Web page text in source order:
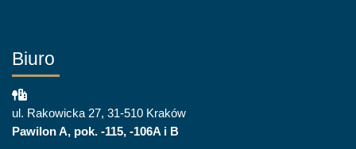
Biuro
ul. Rakowicka 27, 31-510 Kraków
Pawilon A, pok. -115, -106A i B